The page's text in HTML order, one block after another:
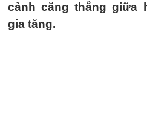
cảnh căng thẳng giữa
gia tăng.